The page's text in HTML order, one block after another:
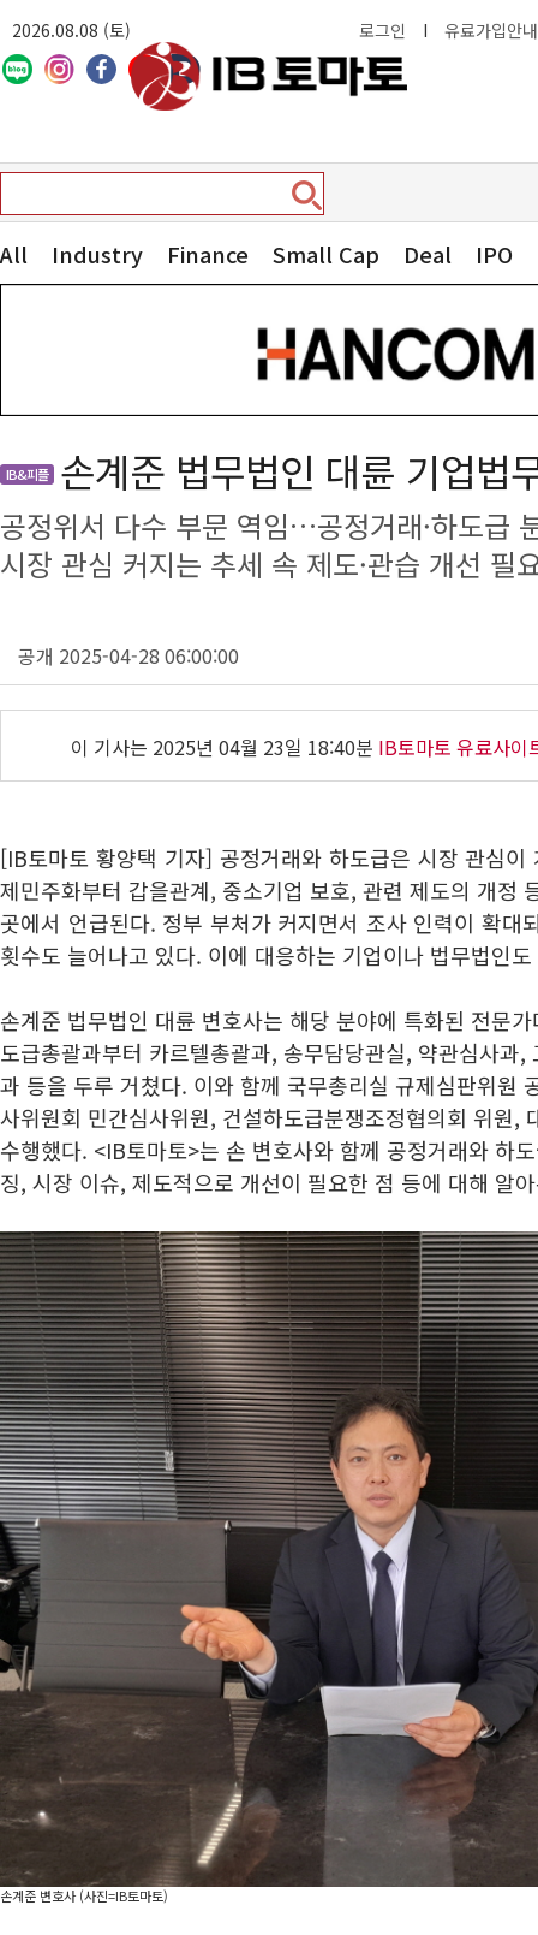
2026.08.08 (토) 로그인 I 유료가입안내
All Industry Finance Small Cap Deal IPO
IB&피플 손계준 법무법인 대륜 기업법
공정위서 다수 부문 역임…공정거래·하도급
시장 관심 커지는 추세 속 제도·관습 개선 필
공개 2025-04-28 06:00:00
이 기사는 2025년 04월 23일 18:40분 IB토마토 유료사이
[IB토마토 황양택 기자] 공정거래와 하도급은 시장 관심
제민주화부터 갑을관계, 중소기업 보호, 관련 제도의 개정
곳에서 언급된다. 정부 부처가 커지면서 조사 인력이 확대
횟수도 늘어나고 있다. 이에 대응하는 기업이나 법무법인
손계준 법무법인 대륜 변호사는 해당 분야에 특화된 전문
도급총괄과부터 카르텔총괄과, 송무담당관실, 약관심사과,
과 등을 두루 거쳤다. 이와 함께 국무총리실 규제심판위원
사위원회 민간심사위원, 건설하도급분쟁조정협의회 위원,
수행했다. <IB토마토>는 손 변호사와 함께 공정거래와 하
징, 시장 이슈, 제도적으로 개선이 필요한 점 등에 대해 알
손계준 변호사 (사진=IB토마토)